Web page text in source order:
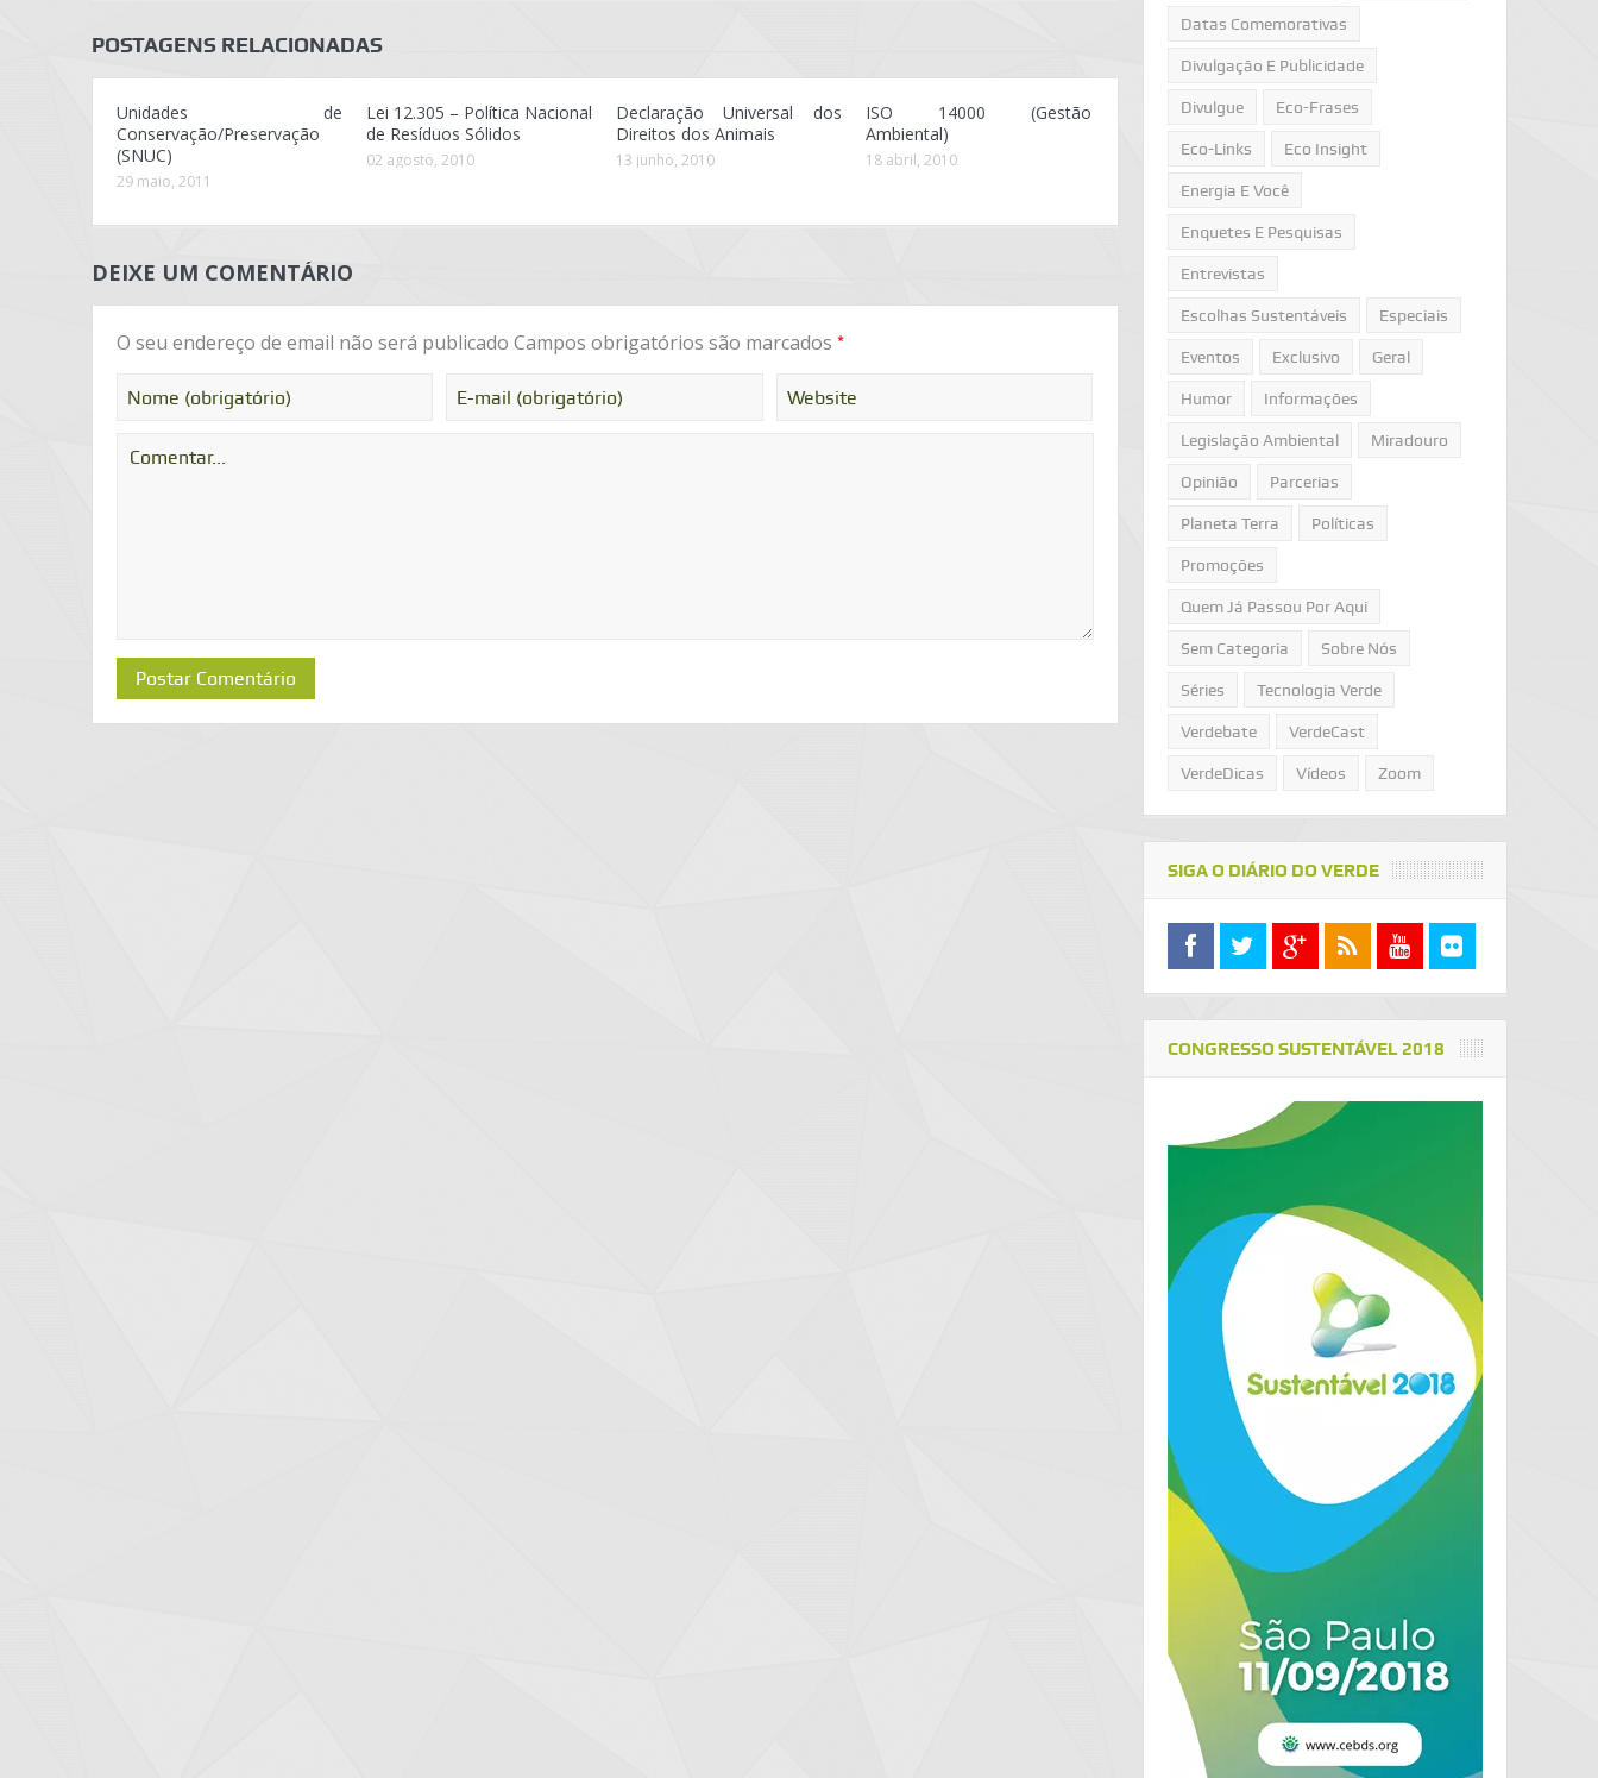
POSTAGENS RELACIONADAS
Unidades de
Conservação/Preservação
(SNUC)
29 maio, 2011
Lei 12.305 – Política Nacional
de Resíduos Sólidos
02 agosto, 2010
Declaração Universal dos
Direitos dos Animais
13 junho, 2010
ISO 14000 (Gestão
Ambiental)
18 abril, 2010
DEIXE UM COMENTÁRIO
O seu endereço de email não será publicado Campos obrigatórios são marcados *
Datas Comemorativas
Divulgação E Publicidade
Divulgue Eco-Frases
Eco-Links Eco Insight
Energia E Você
Enquetes E Pesquisas
Entrevistas
Escolhas Sustentáveis Especiais
Eventos Exclusivo Geral
Humor Informações
Legislação Ambiental Miradouro
Opinião Parcerias
Planeta Terra Políticas
Promoções
Quem Já Passou Por Aqui
Sem Categoria Sobre Nós
Séries Tecnologia Verde
Verdebate VerdeCast
VerdeDicas Vídeos Zoom
SIGA O DIÁRIO DO VERDE
CONGRESSO SUSTENTÁVEL 2018